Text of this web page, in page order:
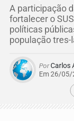
A participação
fortalecer o
políticas
população tres-
PorCarlos
Em 26/05/